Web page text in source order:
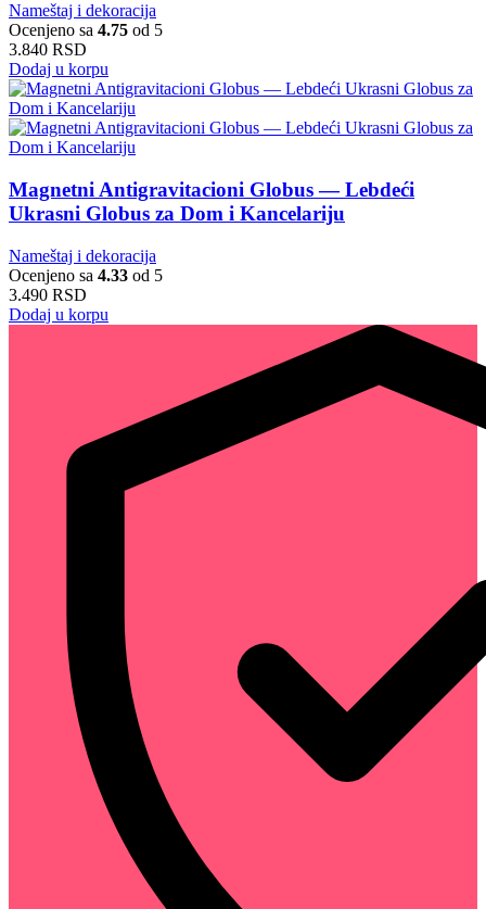
Nameštaj i dekoracija
Ocenjeno sa 4.75 od 5
3.840 RSD
Dodaj u korpu
Magnetni Antigravitacioni Globus — Lebdeći
Ukrasni Globus za Dom i Kancelariju
Nameštaj i dekoracija
Ocenjeno sa 4.33 od 5
3.490 RSD
Dodaj u korpu